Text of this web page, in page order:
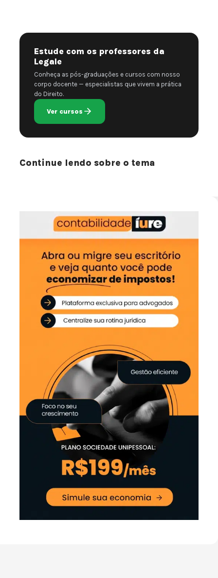
Estude com os professores da
Legale
Conheça as pós-graduações e cursos com nosso
corpo docente — especialistas que vivem a prática
do Direito.
Ver cursos
Continue lendo sobre o tema